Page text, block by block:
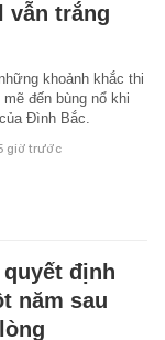
vẫn trắng
khoảnh khắc thi
mẽ đến bùng nổ khi
Đình Bắc.
giờ trước
định
năm sau